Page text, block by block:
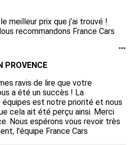
meilleur prix que j’ai trouvé !
recommandons France Cars
PROVENCE
ravis de lire que votre
a été un succès ! La
équipes est notre priorité et nous
cela ait été perçu ainsi. Merci
Nous espérons vous revoir très
l'équipe France Cars